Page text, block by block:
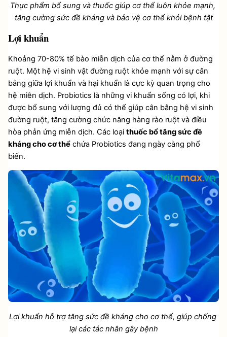
Thực phẩm bổ sung và thuốc giúp cơ thể luôn khỏe mạnh,
tăng cường sức đề kháng và bảo vệ cơ thể khỏi bệnh tật
Lợi khuẩn
Khoảng 70-80% tế bào miễn dịch của cơ thể nằm ở đường
ruột. Một hệ vi sinh vật đường ruột khỏe mạnh với sự cân
bằng giữa lợi khuẩn và hại khuẩn là cực kỳ quan trọng cho
hệ miễn dịch. Probiotics là những vi khuẩn sống có lợi, khi
được bổ sung với lượng đủ có thể giúp cân bằng hệ vi sinh
đường ruột, tăng cường chức năng hàng rào ruột và điều
hòa phản ứng miễn dịch. Các loại thuốc bổ tăng sức đề
kháng cho cơ thể chứa Probiotics đang ngày càng phổ
biến.
Lợi khuẩn hỗ trợ tăng sức đề kháng cho cơ thể, giúp chống
lại các tác nhân gây bệnh